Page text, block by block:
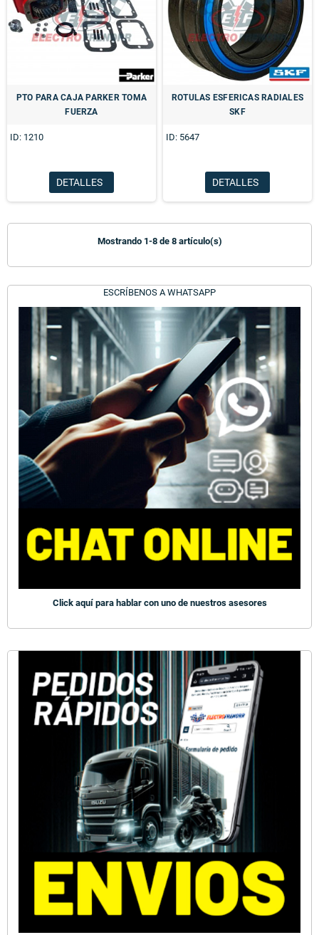
ESCRÍBENOS A WHATSAPP
Click aquí para hablar con uno de nuestros asesores
PTO PARA CAJA PARKER TOMA
FUERZA
ID: 1210
DETALLES
ROTULAS ESFERICAS RADIALES
SKF
ID: 5647
DETALLES
Mostrando 1-8 de 8 artículo(s)